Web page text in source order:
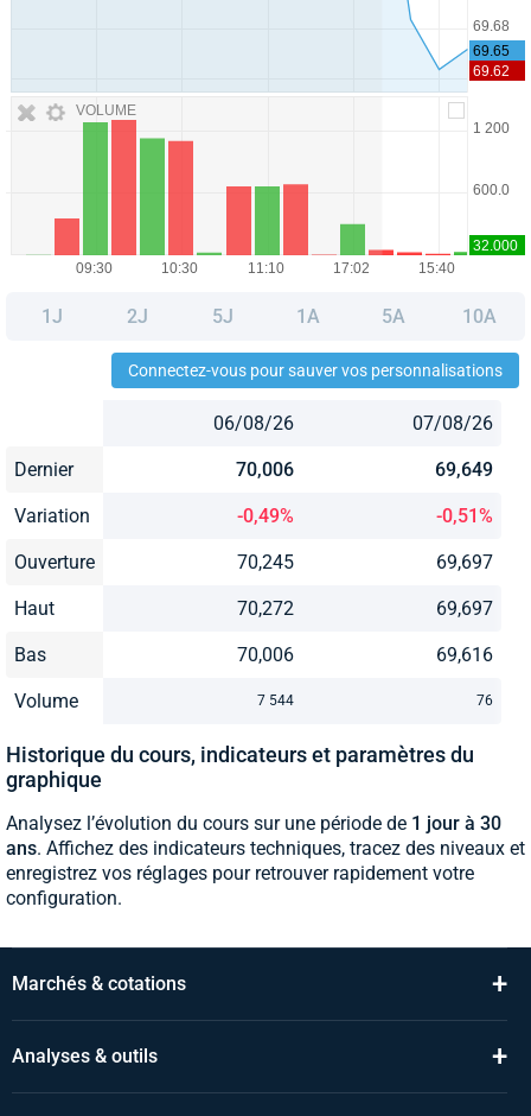
VOLUME
1J 2J 5J 1A 5A 10A
Connectez-vous pour sauver vos personnalisations
06/08/26 07/08/26
Dernier 70,006 69,649
Variation -0,49% -0,51%
Ouverture 70,245 69,697
Haut 70,272 69,697
Bas 70,006 69,616
Volume 7 544 76
Historique du cours, indicateurs et paramètres du
graphique
Analysez l’évolution du cours sur une période de 1 jour à 30
ans. Affichez des indicateurs techniques, tracez des niveaux et
enregistrez vos réglages pour retrouver rapidement votre
configuration.
Marchés & cotations +
Analyses & outils +